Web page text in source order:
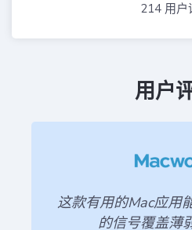
214 用户
用户
这款有用的Mac应用
的信号覆盖薄